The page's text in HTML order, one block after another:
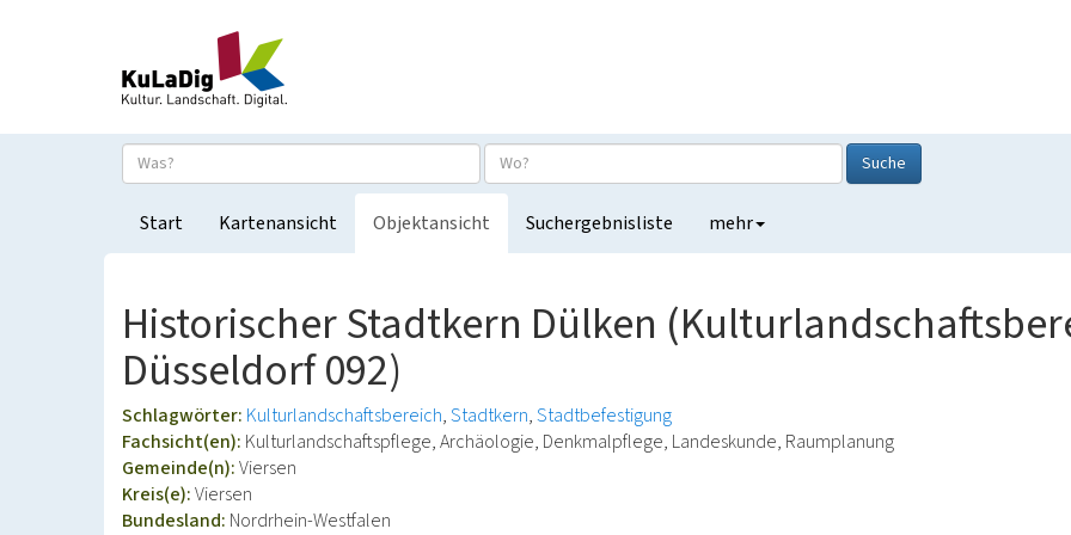
Suche
Start Kartenansicht Objektansicht Suchergebnisliste mehr
Historischer Stadtkern Dülken
Düsseldorf 092)
Schlagwörter: Kulturlandschaftsbereich Stadtkern Stadtbefestigung
Fachsicht(en): Kulturlandschaftspflege, Archäologie, Denkmalpflege, Landeskunde, Raumplanung
Gemeinde(n):Viersen
Kreis(e):Viersen
Bundesland: Nordrhein-Westfalen